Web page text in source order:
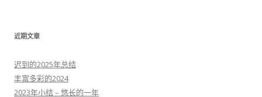
近期文章
迟到的2025年总结
丰富多彩的2024
2023年小结 – 悠长的一年